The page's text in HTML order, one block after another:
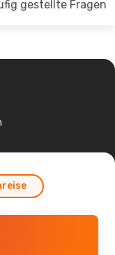
gestellte Fragen